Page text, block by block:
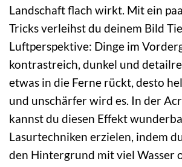
Landschaft flach wirkt. Mit ein
Tricks verleihst du deinem Bild
Luftperspektive: Dinge im
kontrastreich, dunkel und
etwas in die Ferne rückt, desto
und unschärfer wird es. In der
kannst du diesen Effekt
Lasurtechniken erzielen, indem
den Hintergrund mit viel Wasser